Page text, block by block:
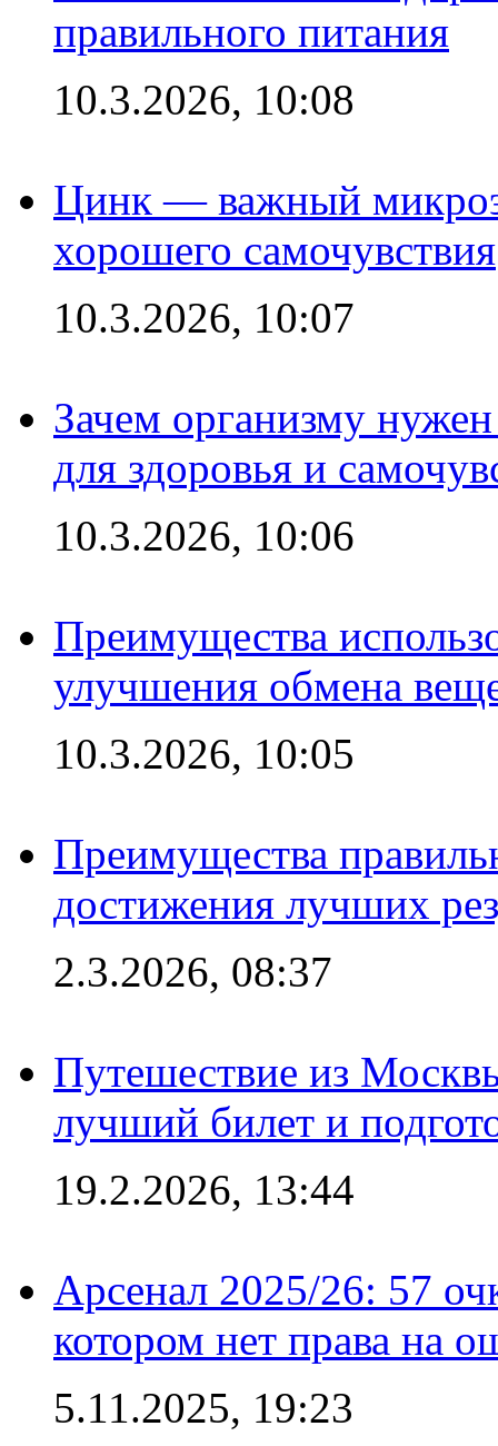
правильного питания
10.3.2026, 10:08
Цинк — важный
хорошего самочувствия
10.3.2026, 10:07
Зачем организму
для здоровья и
10.3.2026, 10:06
Преимущества
улучшения обмена
10.3.2026, 10:05
Преимущества
достижения лучших
2.3.2026, 08:37
Путешествие из
лучший билет и
19.2.2026, 13:44
Арсенал 2025/26: 57
котором нет права на
5.11.2025, 19:23